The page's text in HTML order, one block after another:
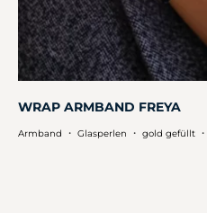
WRAP ARMBAND FREYA
Armband ・ Glasperlen ・ gold gefüllt ・